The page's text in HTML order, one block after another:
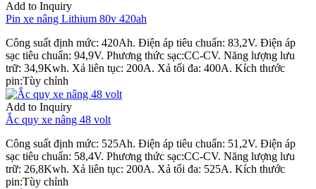
Add to Inquiry
Pin xe nâng Lithium 80v 420ah
Công suất định mức: 420Ah. Điện áp tiêu chuẩn: 83,2V. Điện áp
sạc tiêu chuẩn: 94,9V. Phương thức sạc:CC-CV. Năng lượng lưu
trữ: 34,9Kwh. Xả liên tục: 200A. Xả tối đa: 400A. Kích thước
pin:Tùy chỉnh
Add to Inquiry
Ắc quy xe nâng 48 volt
Công suất định mức: 525Ah. Điện áp tiêu chuẩn: 51,2V. Điện áp
sạc tiêu chuẩn: 58,4V. Phương thức sạc:CC-CV. Năng lượng lưu
trữ: 26,8Kwh. Xả liên tục: 200A. Xả tối đa: 525A. Kích thước
pin:Tùy chỉnh